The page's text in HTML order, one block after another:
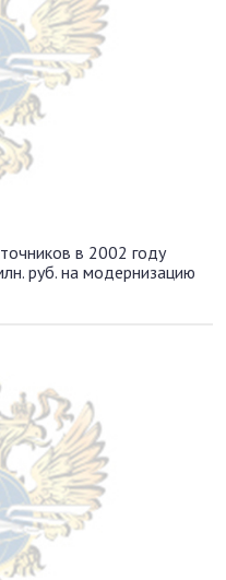
в 2002 году
руб. на модернизацию